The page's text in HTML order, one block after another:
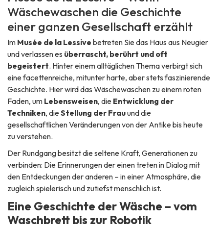
Wäschewaschen die Geschichte
einer ganzen Gesellschaft erzählt
Im Musée de la Lessive betreten Sie das Haus aus Neugier
und verlassen es überrascht, berührt und oft
begeistert. Hinter einem alltäglichen Thema verbirgt sich
eine facettenreiche, mitunter harte, aber stets faszinierende
Geschichte. Hier wird das Wäschewaschen zu einem roten
Faden, um Lebensweisen, die Entwicklung der
Techniken, dieStellung der Frauund die
gesellschaftlichen Veränderungen von der Antike bis heute
zu verstehen.
Der Rundgang besitzt die seltene Kraft, Generationen zu
verbinden: Die Erinnerungen der einen treten in Dialog mit
den Entdeckungen der anderen – in einer Atmosphäre, die
zugleich spielerisch und zutiefst menschlich ist.
Eine Geschichte der Wäsche – vom
Waschbrett bis zur Robotik